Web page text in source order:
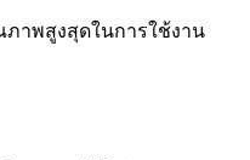
าพสูงสุดในการใช้งาน